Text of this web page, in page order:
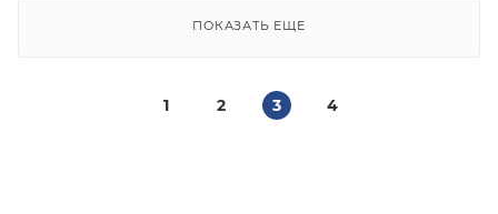
ПОКАЗАТЬ ЕЩЕ
1 2 3 4